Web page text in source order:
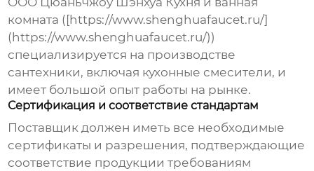
комната ([https://www.shenghuafaucet.ru/]
(https://www.shenghuafaucet.ru/))
специализируется на производстве
сантехники, включая кухонные смесители, и
имеет большой опыт работы на рынке.
Сертификация и соответствие стандартам
Поставщик должен иметь все необходимые
сертификаты и разрешения, подтверждающие
соответствие продукции требованиям